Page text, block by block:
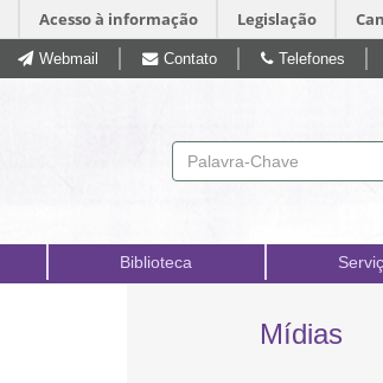
Acesso à informação Legislação
Pular
Webmail Contato Telefones
Biblioteca
Mídias